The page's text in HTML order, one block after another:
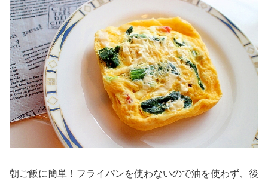
朝ご飯に簡単！フライパンを使わないので油を使わず、後